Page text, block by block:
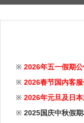
※ 2026年五一假期
※ 2026春节国内客
※ 2026年元旦及日
※ 2025国庆中秋假